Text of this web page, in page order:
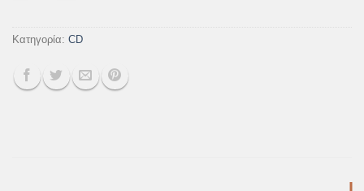
Κατηγορία: CD